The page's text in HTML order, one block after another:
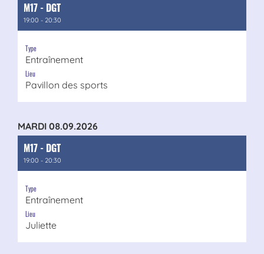
M17 - DGT
19:00 - 20:30
Type
Entraînement
Lieu
Pavillon des sports
MARDI 08.09.2026
M17 - DGT
19:00 - 20:30
Type
Entraînement
Lieu
Juliette